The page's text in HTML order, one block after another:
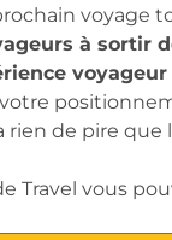
voyage
à sortir
rien de pire que
Travel vous